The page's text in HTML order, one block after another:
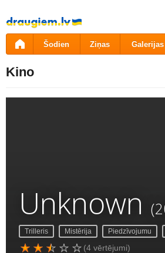
Pāriet
uz
saturu
Šodien Ziņas Galerijas
Kino
Unknown
Trilleris Mistērija Piedzīvojumu
(4 vērtējumi)